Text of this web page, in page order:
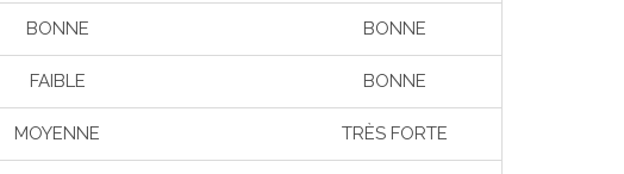
BONNE BONNE
FAIBLE BONNE
MOYENNE TRÈS FORTE